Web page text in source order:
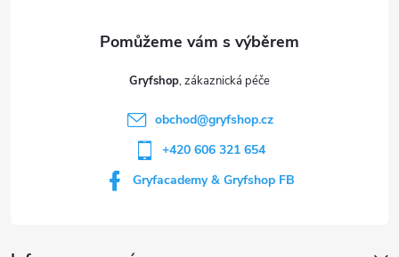
Gryfshop
obchod@gryfshop.cz
+420 606 321 654
Gryfacademy & Gryfshop FB